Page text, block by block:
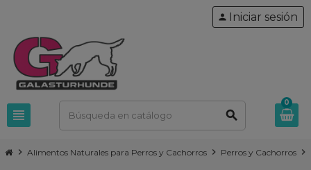
view_headline search
person Iniciar sesión
0
chevron_right Alimentos Naturales para Perros y Cachorros chevron_right Perros y Cachorros chevron_right